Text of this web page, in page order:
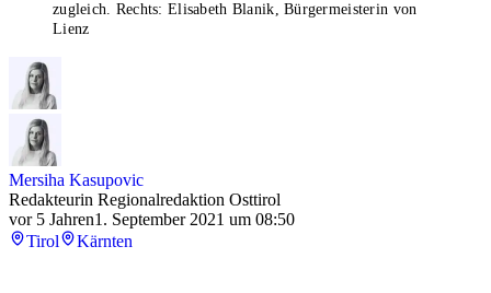
zugleich. Rechts: Elisabeth Blanik, Bürgermeisterin von
Lienz
Mersiha Kasupovic
Redakteurin Regionalredaktion Osttirol
vor 5 Jahren1. September 2021 um 08:50
Tirol
Kärnten